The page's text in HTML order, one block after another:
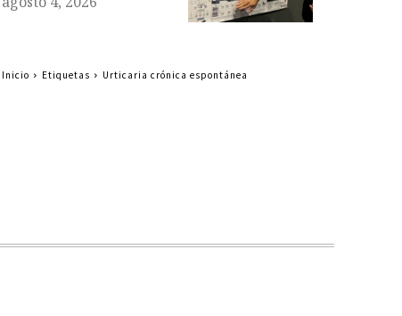
Inicio Etiquetas Urticaria crónica espontánea